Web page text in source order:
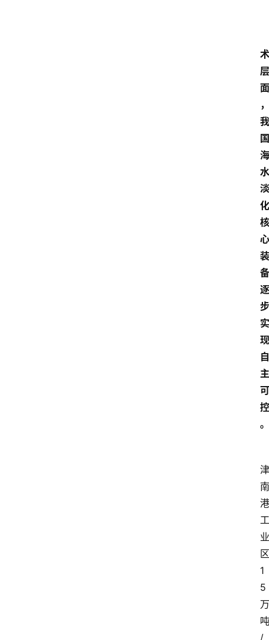
术
层
面
，
我
国
海
水
淡
化
核
心
装
备
逐
步
实
现
自
主
可
控
。
津
南
港
工
业
区
1
5
万
吨
/